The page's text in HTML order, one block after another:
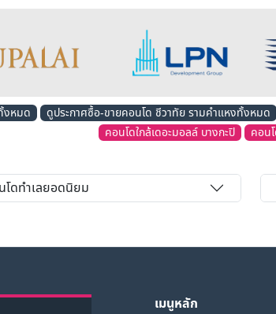
งหมด ดูประกาศซื้อ-ขายคอนโด ชีวาทัย รามคำแหงทั้งหมด
คอนโดใกล้เดอะมอลล์ บางกะปิ
คอน
โดทำเลยอดนิยม
เมนูหลัก